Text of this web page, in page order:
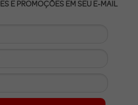
E PROMOÇÕES EM SEU E-MAIL